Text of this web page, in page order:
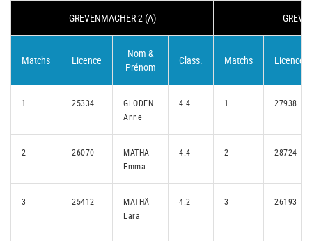
GREVENMACHER 2 (A)
Matchs Licence
Nom &
Prénom
Class. Matchs Licence
1 25334
GLODEN
Anne
4.4 1 27938
2 26070
MATHÄ
Emma
4.4 2 28724
3 25412
MATHÄ
Lara
4.2 3 26193